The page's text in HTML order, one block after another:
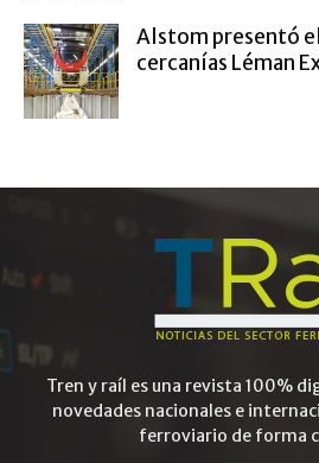
Alstom presentó
cercanías Léman
Tren y raíl es una revista 100%
novedades nacionales e
ferroviario de forma